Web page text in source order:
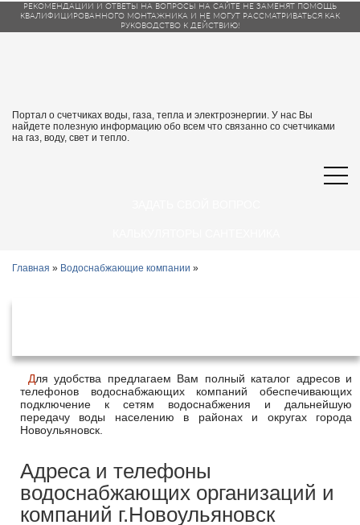
РЕКОМЕНДАЦИИ И ОТВЕТЫ НА ВОПРОСЫ НА САЙТЕ НЕ ЗАМЕНЯТ ПОМОЩЬ
КВАЛИФИЦИРОВАННОГО МОНТАЖНИКА И НЕ МОГУТ РАССМАТРИВАТЬСЯ КАК
РУКОВОДСТВО К ДЕЙСТВИЮ!
Портал о счетчиках воды, газа, тепла и электроэнергии. У нас Вы
найдете полезную информацию обо всем что связанно со счетчиками
на газ, воду, свет и тепло.
Главная » Водоснабжающие компании »
Для удобства предлагаем Вам полный каталог адресов и
телефонов водоснабжающих компаний обеспечивающих
подключение к сетям водоснабжения и дальнейшую
передачу воды населению в районах и округах города
Новоульяновск.
Адреса и телефоны
водоснабжающих организаций и
компаний г.Новоульяновск